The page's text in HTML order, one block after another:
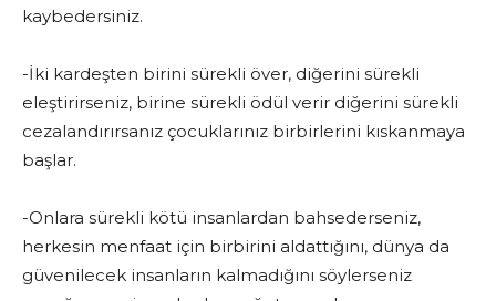
kaybedersiniz.
-İki kardeşten birini sürekli över, diğerini sürekli
eleştirir­seniz, birine sürekli ödül verir diğerini sürekli
cezalandırırsanız çocuklarınız birbirlerini kıskanmaya
başlar.
-Onlara sürekli kötü insanlardan bahsederseniz,
herkesin menfaat için birbirini aldattığını, dünya da
güvenilecek insan­ların kalmadığını söylerseniz